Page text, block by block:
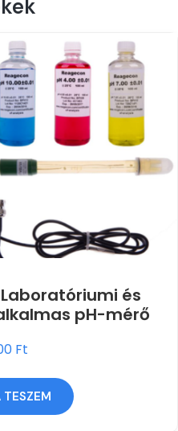
Laboratóriumi és
pH-mérő
Ft
TESZEM